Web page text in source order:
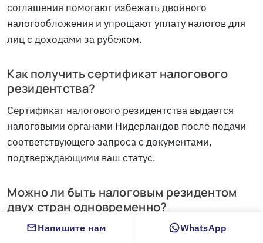
соглашения помогают избежать двойного
налогообложения и упрощают уплату налогов для
лиц с доходами за рубежом.
Как получить сертификат налогового
резидентства?
Сертификат налогового резидентства выдается
налоговыми органами Нидерландов после подачи
соответствующего запроса с документами,
подтверждающими ваш статус.
Можно ли быть налоговым резидентом
двух стран одновременно?
При определённых условиях это возможно, однако
Напишите нам WhatsApp